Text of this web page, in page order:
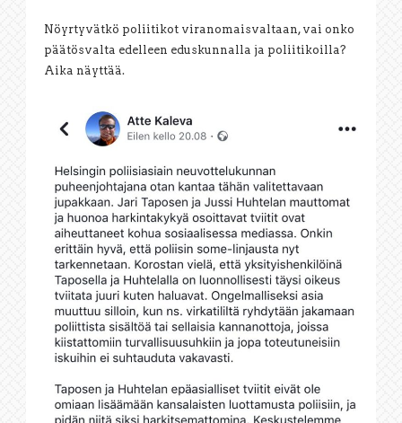
Nöyrtyvätkö poliitikot viranomaisvaltaan, vai onko
päätösvalta edelleen eduskunnalla ja poliitikoilla?
Aika näyttää.